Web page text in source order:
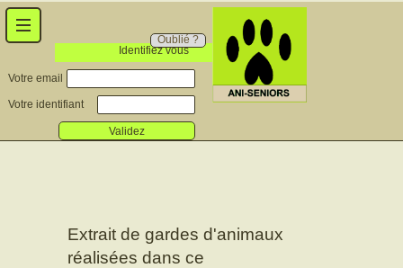
Identifiez vous
Oublié ?
Votre email
Votre identifiant
Validez
Extrait de gardes d'animaux
réalisées dans ce